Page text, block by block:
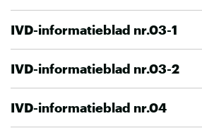
IVD-informatieblad nr.03-1
IVD-informatieblad nr.03-2
IVD-informatieblad nr.04